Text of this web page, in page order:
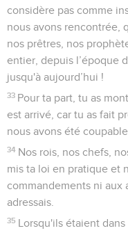
considère pas comme
nous avons rencontrée,
nos prêtres, nos
entier, depuis l’époque
jusqu'à aujourd’hui !
33 Pour ta part, tu as
est arrivé, car tu as fait
nous avons été
34 Nos rois, nos chefs,
mis ta loi en pratique et
commandements ni aux
adressais.
35 Lorsqu'ils étaient